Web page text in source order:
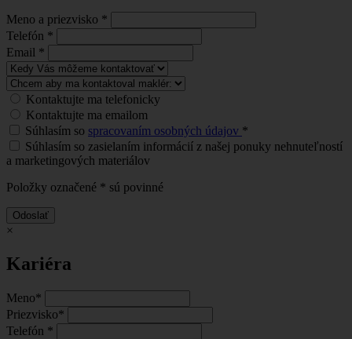
Meno a priezvisko *
Telefón *
Email *
Kontaktujte ma telefonicky
Kontaktujte ma emailom
Súhlasím so spracovaním osobných údajov *
Súhlasím so zasielaním informácií z našej ponuky nehnuteľností
a marketingových materiálov
Položky označené * sú povinné
Odoslať
×
Kariéra
Meno*
Priezvisko*
Telefón *